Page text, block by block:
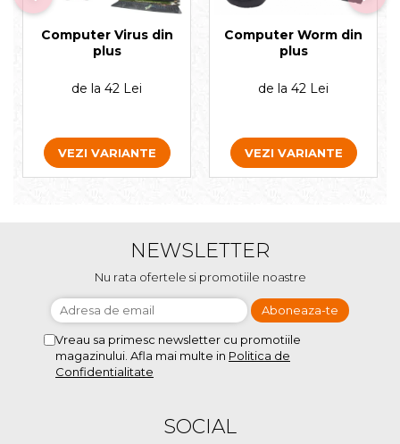
Computer Virus din
plus
de la 42 Lei
VEZI VARIANTE
Computer Worm din
plus
de la 42 Lei
VEZI VARIANTE
NEWSLETTER
Nu rata ofertele si promotiile noastre
Vreau sa primesc newsletter cu promotiile
magazinului. Afla mai multe in Politica de
Confidentialitate
SOCIAL